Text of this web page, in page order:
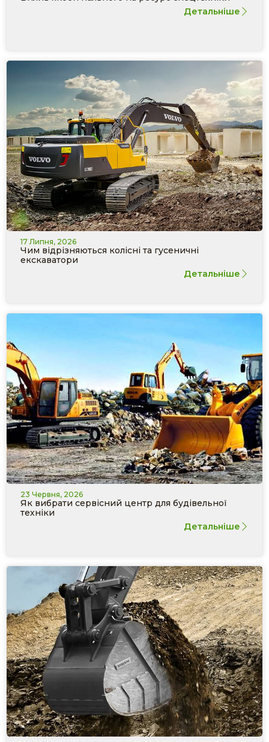
Детальніше
17 Липня, 2026
Чим відрізняються колісні та гусеничні
екскаватори
Детальніше
23 Червня, 2026
Як вибрати сервісний центр для будівельної
техніки
Детальніше